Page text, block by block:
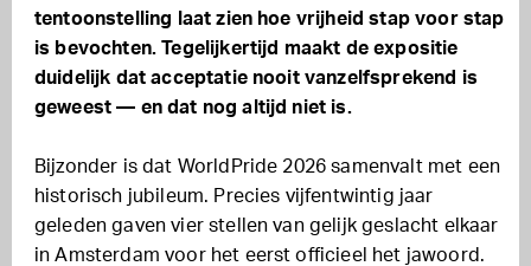
tentoonstelling laat zien hoe vrijheid stap voor stap
is bevochten. Tegelijkertijd maakt de expositie
duidelijk dat acceptatie nooit vanzelfsprekend is
geweest — en dat nog altijd niet is.
Bijzonder is dat WorldPride 2026 samenvalt met een
historisch jubileum. Precies vijfentwintig jaar
geleden gaven vier stellen van gelijk geslacht elkaar
in Amsterdam voor het eerst officieel het jawoord.